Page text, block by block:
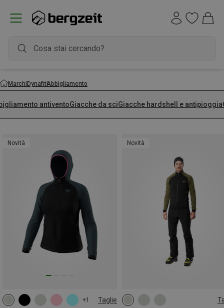
MarchiDynafitAbbigliamento
antiventoGiacche da sciGiacche hardshell e antipioggia
Novità
+1 Taglie
XS S XL
Novità
S M L